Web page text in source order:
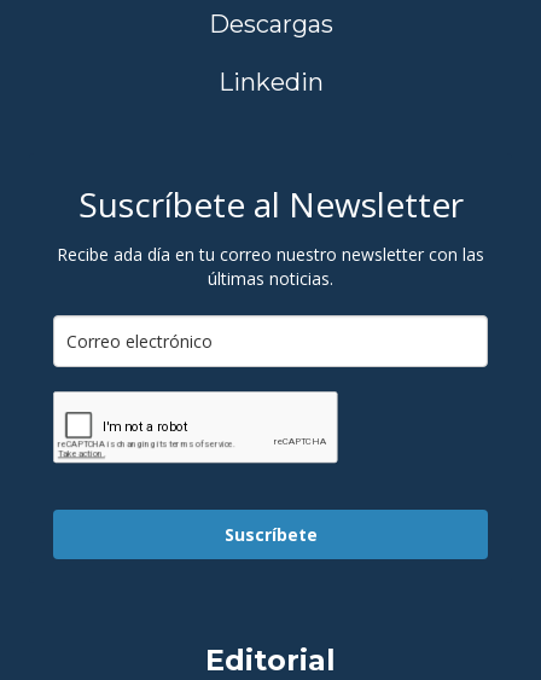
Descargas
Linkedin
Suscríbete al Newsletter
Recibe ada día en tu correo nuestro newsletter con las
últimas noticias.
Suscríbete
Editorial